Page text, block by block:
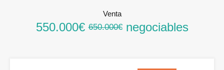
Venta
550.000€ 650.000€negociables